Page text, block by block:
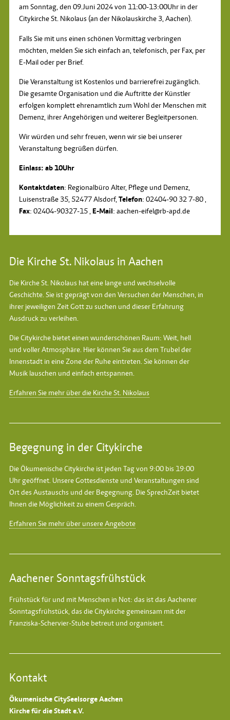
am Sonntag, den 09.Juni 2024 von 11:00-13:00Uhr in der
Citykirche St. Nikolaus (an der Nikolauskirche 3, Aachen).
Falls Sie mit uns einen schönen Vormittag verbringen
möchten, melden Sie sich einfach an, telefonisch, per Fax, per
E-Mail oder per Brief.
Die Veranstaltung ist Kostenlos und barrierefrei zugänglich.
Die gesamte Organisation und die Auftritte der Künstler
erfolgen komplett ehrenamtlich zum Wohl der Menschen mit
Demenz, ihrer Angehörigen und weiterer Begleitpersonen.
Wir würden und sehr freuen, wenn wir sie bei unserer
Veranstaltung begrüßen dürfen.
Einlass: ab 10Uhr
Kontaktdaten: Regionalbüro Alter, Pflege und Demenz,
Luisenstraße 35, 52477 Alsdorf,Telefon: 02404-90 32 7-80 ,
Fax: 02404-90327-15 ,E-Mail: aachen-eifel@rb-apd.de
Die Kirche St. Nikolaus in Aachen
Die Kirche St. Nikolaus hat eine lange und wechselvolle
Geschichte. Sie ist geprägt von den Versuchen der Menschen, in
ihrer jeweiligen Zeit Gott zu suchen und dieser Erfahrung
Ausdruck zu verleihen.
Die Citykirche bietet einen wunderschönen Raum: Weit, hell
und voller Atmosphäre. Hier können Sie aus dem Trubel der
Innenstadt in eine Zone der Ruhe eintreten. Sie können der
Musik lauschen und einfach entspannen.
Erfahren Sie mehr über die Kirche St. Nikolaus
Begegnung in der Citykirche
Die Ökumenische Citykirche ist jeden Tag von 9:00 bis 19:00
Uhr geöffnet. Unsere Gottesdienste und Veranstaltungen sind
Ort des Austauschs und der Begegnung. Die SprechZeit bietet
Ihnen die Möglichkeit zu einem Gespräch.
Erfahren Sie mehr über unsere Angebote
Aachener Sonntagsfrühstück
Frühstück für und mit Menschen in Not: das ist das Aachener
Sonntagsfrühstück, das die Citykirche gemeinsam mit der
Franziska-Schervier-Stube betreut und organisiert.
Kontakt
Ökumenische CitySeelsorge Aachen
Kirche für die Stadt e.V.